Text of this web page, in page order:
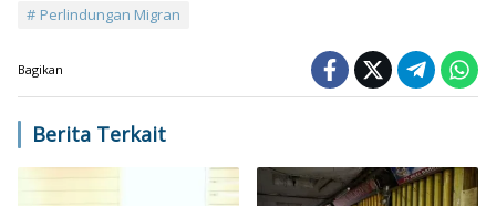
Perlindungan Migran
Bagikan
Berita Terkait